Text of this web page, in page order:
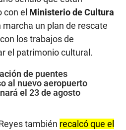
el Ministerio de Cultura
marcha un plan de rescate
los trabajos de
el patrimonio cultural.
de puentes
al nuevo aeropuerto
el 23 de agosto
también recalcó que el